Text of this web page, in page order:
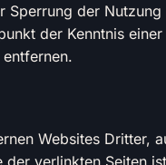
der
der Kenntnis
Websites Dritter,